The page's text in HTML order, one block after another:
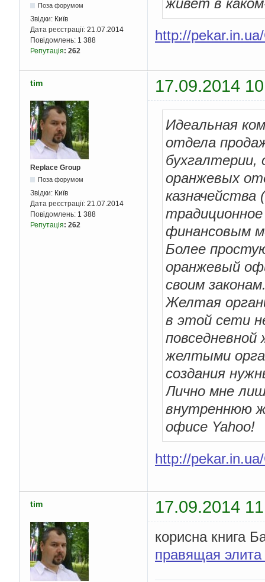
Поза форумом
Звідки: Київ
Дата реєстрації: 21.07.2014
Повідомлень: 1 388
Репутація: 262
живет в
http://
tim 17.09.2014
Replace Group
Поза форумом
Звідки: Київ
Дата реєстрації: 21.07.2014
Повідомлень: 1 388
Репутація: 262
Идеальная
отдела
бухгалтерии,
оранжевых
финансовым
Более
оранжевый
своим
Желтая
в этой сети
желтыми
создания
Лично мне
внутреннюю
офисе Yahoo!
http://
tim 17.09.2014
корисна книга
правящая